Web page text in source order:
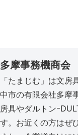
多摩事務機商会
「たまじむ」は文
中市の有限会社多摩
房具やダルトンｰ
す。お近くの方はぜ